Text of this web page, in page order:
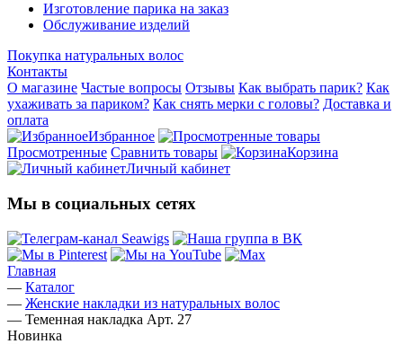
Изготовление парика на заказ
Обслуживание изделий
Покупка натуральных волос
Контакты
О магазине Частые вопросы Отзывы Как выбрать парик? Как
ухаживать за париком? Как снять мерки с головы? Доставка и
оплата
Избранное
Просмотренные Сравнить товары
Корзина
Личный кабинет
Мы в социальных сетях
Главная
— Каталог
— Женские накладки из натуральных волос
— Теменная накладка Арт. 27
Новинка